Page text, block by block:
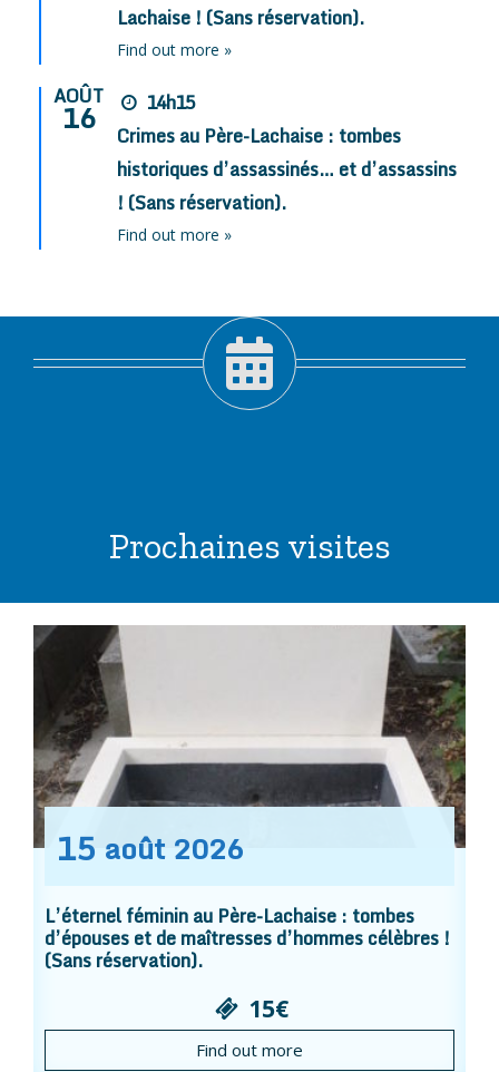
Lachaise ! (Sans réservation).
Find out more »
AOÛT
16
14h15
Crimes au Père-Lachaise : tombes
historiques d’assassinés… et d’assassins
! (Sans réservation).
Find out more »
Prochaines visites
15 août 2026
L’éternel féminin au Père-Lachaise : tombes
d’épouses et de maîtresses d’hommes célèbres !
(Sans réservation).
15€
Find out more